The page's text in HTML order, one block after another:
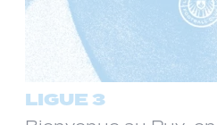
LIGUE 3